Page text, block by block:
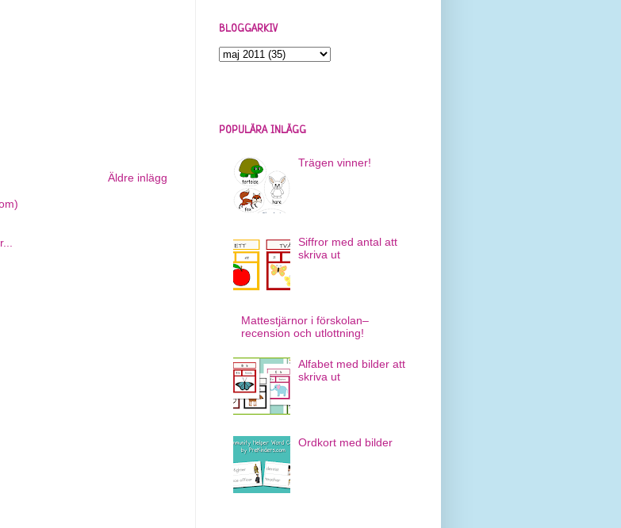
Äldre inlägg
BLOGGARKIV
POPULÄRA INLÄGG
Trägen vinner!
Siffror med antal att
skriva ut
Mattestjärnor i förskolan–
recension och utlottning!
Alfabet med bilder att
skriva ut
Ordkort med bilder